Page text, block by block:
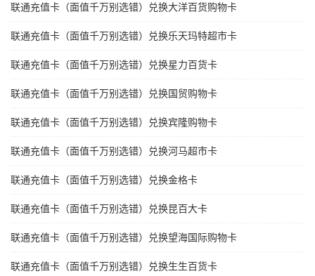
联通充值卡（面值千万别选错）兑换大洋百货购物卡
联通充值卡（面值千万别选错）兑换乐天玛特超市卡
联通充值卡（面值千万别选错）兑换星力百货卡
联通充值卡（面值千万别选错）兑换国贸购物卡
联通充值卡（面值千万别选错）兑换宾隆购物卡
联通充值卡（面值千万别选错）兑换河马超市卡
联通充值卡（面值千万别选错）兑换金格卡
联通充值卡（面值千万别选错）兑换昆百大卡
联通充值卡（面值千万别选错）兑换望海国际购物卡
联通充值卡（面值千万别选错）兑换生生百货卡